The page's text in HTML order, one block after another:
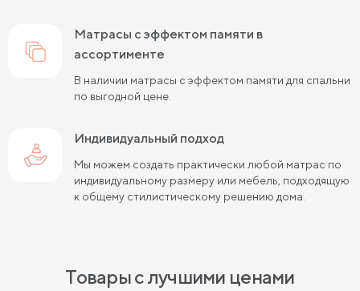
Матрасы средней жесткости 140х200
Жесткие матрасы шириной 140 см
Жесткие пружинные матрасы 160х200 см
Жесткие беспружинные матрасы 160х200 см
Мягкие беспружинные матрасы
Высокие двуспальные матрасы
матрасы с эффектом памяти в
ассортименте
В наличии матрасы с эффектом памяти для спальни
по выгодной цене.
Индивидуальный подход
Мы можем создать практически любой матрас по
индивидуальному размеру или мебель, подходящую
к общему стилистическому решению дома.
Товары с лучшими ценами